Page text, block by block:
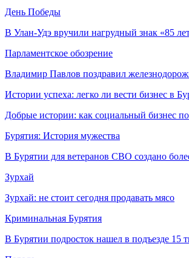
День Победы
В Улан-Удэ вручили нагрудный знак «85
Парламентское обозрение
Владимир Павлов поздравил
Истории успеха: легко ли вести бизнес в
Добрые истории: как социальный бизнес
Бурятия: История мужества
В Бурятии для ветеранов СВО создано
Зурхай
Зурхай: не стоит сегодня продавать мясо
Криминальная Бурятия
В Бурятии подросток нашел в подъезде 15